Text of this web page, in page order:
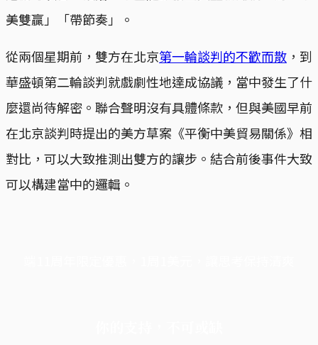
美雙贏」「帶節奏」。
從兩個星期前，雙方在北京第一輪談判的不歡而散 ，到
華盛頓第二輪談判就戲劇性地達成協議，當中發生了什
麼還尚待解密。聯合聲明沒有具體條款，但與美國早前
在北京談判時提出的美方草案《平衡中美貿易關係》相
對比，可以大致推測出雙方的讓步。結合前後事件大致
可以構建當中的邏輯。